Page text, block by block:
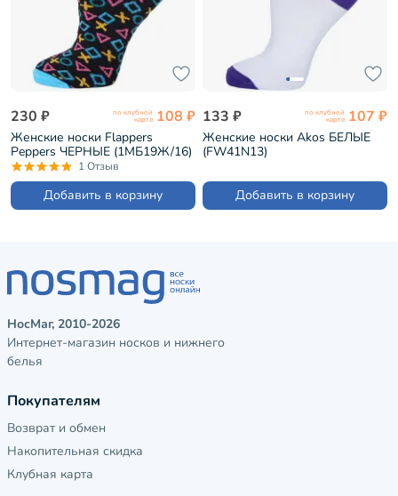
230 ₽ по клубной
карте 108 ₽
Женские носки Flappers
Peppers ЧЕРНЫЕ (1МБ19Ж/16)
1 Отзыв
Добавить в корзину
133 ₽ по клубной
карте 107 ₽
Женские носки Akos БЕЛЫЕ
(FW41N13)
Добавить в корзину
НосМаг, 2010-2026
Интернет-магазин носков и нижнего
белья
Покупателям
Возврат и обмен
Накопительная скидка
Клубная карта